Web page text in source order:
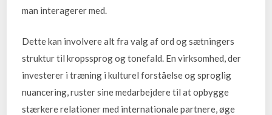
man interagerer med.
Dette kan involvere alt fra valg af ord og sætningers
struktur til kropssprog og tonefald. En virksomhed, der
investerer i træning i kulturel forståelse og sproglig
nuancering, ruster sine medarbejdere til at opbygge
stærkere relationer med internationale partnere, øge